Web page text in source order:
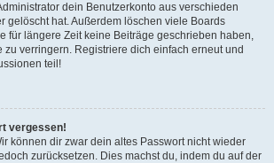
dein Benutzerkonto aus verschieden
gelöscht hat. Außerdem löschen viele Boards
für längere Zeit keine Beiträge geschrieben haben,
verringern. Registriere dich einfach erneut und
teil!
vergessen!
können dir zwar dein altes Passwort nicht wieder
zurücksetzen. Dies machst du, indem du auf der